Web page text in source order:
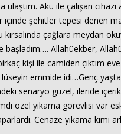
ulaştım. Akü ile çalışan
içinde şehitler tepesi denen
çağlara meydan
başladım…. Allahüekber,
kişi ile camiden çıktım
emmide idi…Genç
senaryo güzel, ileride içerik
özel yıkama görevlisi var
Cenaze yıkama kimi